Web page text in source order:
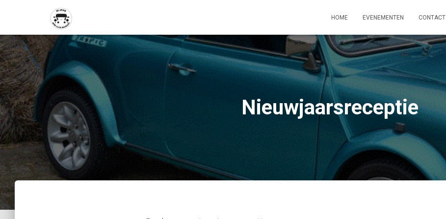
HOME EVENEMENTEN CONTACT
Nieuwjaarsreceptie